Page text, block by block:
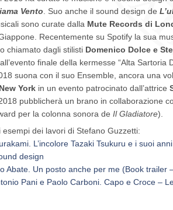
Vento . Suo anche il sound design de
sono curate dalla Mute Records di
Recentemente su Spotify la sua
chiamato dagli stilisti Domenico Dolce e
finale della kermesse “Alta Sartoria
suona con il suo Ensemble, ancora una
York in un evento patrocinato dall’attrice
pubblicherà un brano in collaborazione
per la colonna sonora de Il Gladiatore).
esempi dei lavori di Stefano Guzzetti:
L’incolore Tazaki Tsukuru e i suoi
design
Abate. Un posto anche per me (Book trailer
Pani e Paolo Carboni. Capo e Croce –